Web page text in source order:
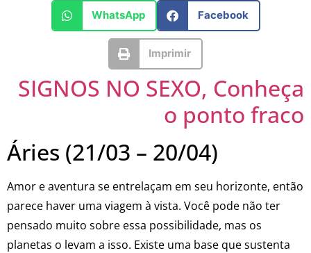
WhatsApp Facebook
Imprimir
SIGNOS NO SEXO, Conheça
o ponto fraco
Áries (21/03 – 20/04)
Amor e aventura se entrelaçam em seu horizonte, então
parece haver uma viagem à vista. Você pode não ter
pensado muito sobre essa possibilidade, mas os
planetas o levam a isso. Existe uma base que sustenta